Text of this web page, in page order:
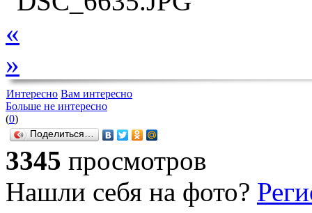
«
»
Интересно Вам интересно
Больше не интересно
(0)
Поделиться…
3345 просмотров
Нашли себя на фото?